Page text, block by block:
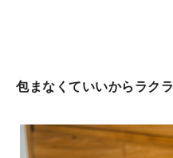
包まなくていいからラク